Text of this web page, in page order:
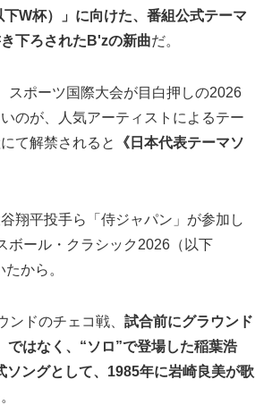
下W杯）」に向けた、番組公式テーマ
下ろされたB'zの新曲だ。
ポーツ国際大会が目白押しの2026
のが、人気アーティストによるテー
て解禁されると
《日本代表テーマソ
翔平投手ら「侍ジャパン」が参加し
ボール・クラシック2026（以下
から。
ドのチェコ戦、 試合前にグラウンド
ではなく、“ソロ”で登場した稲葉浩
ングとして、1985年に岩崎良美が歌